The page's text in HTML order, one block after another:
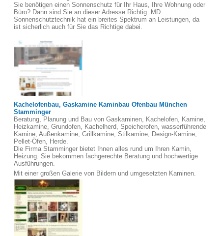
Sie benötigen einen Sonnenschutz für Ihr Haus, Ihre Wohnung oder
Büro? Dann sind Sie an dieser Adresse Richtig. MD
Sonnenschutztechnik hat ein breites Spektrum an Leistungen, da
ist sicherlich auch für Sie das Richtige dabei.
Kachelofenbau, Gaskamine Kaminbau Ofenbau München
Stamminger
Beratung, Planung und Bau von Gaskaminen, Kachelofen, Kamine,
Heizkamine, Grundofen, Kachelherd, Speicherofen, wasserführende
Kamine, Außenkamine, Grillkamine, Stilkamine, Design-Kamine,
Pellet-Öfen, Herde.
Die Firma Stamminger bietet Ihnen alles rund um Ihren Kamin,
Heizung. Sie bekommen fachgerechte Beratung und hochwertige
Ausführungen.
Mit einer großen Galerie von Bildern und umgesetzten Kaminen.